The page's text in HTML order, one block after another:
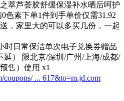
萃芦荟胶舒缓保湿补水晒后呵护
色素下单1件到手单价仅需31.92
，家里大的可以多买几份，一起
时日常保洁单次电子兑换券赠品
） 限北京/深圳/广州/上海/成都/
售）使用 x1
coupons/ ... 617&to=m.jd.com